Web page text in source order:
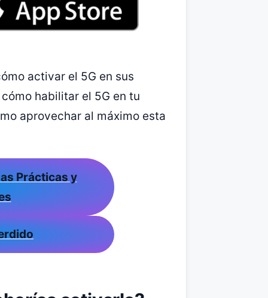
activar el 5G en sus
habilitar el 5G en tu
aprovechar al máximo esta
Prácticas y